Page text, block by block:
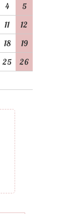
4
5
11
12
18
19
25
26